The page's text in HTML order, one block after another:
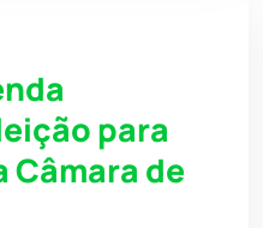
para
Câmara de